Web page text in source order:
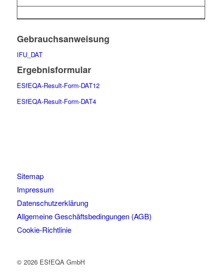
Gebrauchsanweisung
IFU_DAT
Ergebnisformular
ESfEQA-Result-Form-DAT12
ESfEQA-Result-Form-DAT4
Sitemap
Impressum
Datenschutzerklärung
Allgemeine Geschäftsbedingungen (AGB)
Cookie-Richtlinie
© 2026 ESfEQA GmbH